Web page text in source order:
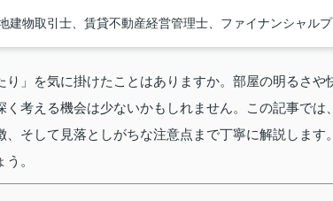
建物取引士、賃貸不動産経営管理士、ファイナンシャル
り」を気に掛けたことはありますか。部屋の明るさ
く考える機会は少ないかもしれません。この記事で
、そして見落としがちな注意点まで丁寧に解説しま
。